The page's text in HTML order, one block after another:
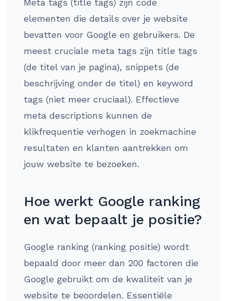
Meta tags (title tags) zijn code
elementen die details over je website
bevatten voor Google en gebruikers. De
meest cruciale meta tags zijn title tags
(de titel van je pagina), snippets (de
beschrijving onder de titel) en keyword
tags (niet meer cruciaal). Effectieve
meta descriptions kunnen de
klikfrequentie verhogen in zoekmachine
resultaten en klanten aantrekken om
jouw website te bezoeken.
Hoe werkt Google ranking
en wat bepaalt je positie?
Google ranking (ranking positie) wordt
bepaald door meer dan 200 factoren die
Google gebruikt om de kwaliteit van je
website te beoordelen. Essentiële